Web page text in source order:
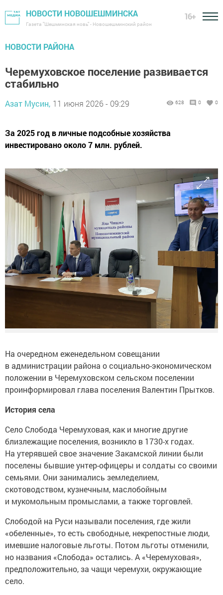
НОВОСТИ НОВОШЕШМИНСКА
Газета "Шешминская новь" - Новошешминский район
16+
НОВОСТИ РАЙОНА
Черемуховское поселение развивается
стабильно
Азат Мусин, 11 июня 2026 - 09:29 628 0 0
За 2025 год в личные подсобные хозяйства
инвестировано около 7 млн. рублей.
На очередном еженедельном совещании
в администрации района о социально-экономическом
положении в Черемуховском сельском поселении
проинформировал глава поселения Валентин Прытков.
История села
Село Слобода Черемуховая, как и многие другие
близлежащие поселения, возникло в 1730-х годах.
На утерявшей свое значение Закамской линии были
поселены бывшие унтер-офицеры и солдаты со своими
семьями. Они занимались земледелием,
скотоводством, кузнечным, маслобойным
и мукомольным промыслами, а также торговлей.
Слободой на Руси называли поселения, где жили
«обеленные», то есть свободные, некрепостные люди,
имевшие налоговые льготы. Потом льготы отменили,
но названия «Слобода» остались. А «Черемуховая»,
предположительно, за чащи черемухи, окружающие
село.